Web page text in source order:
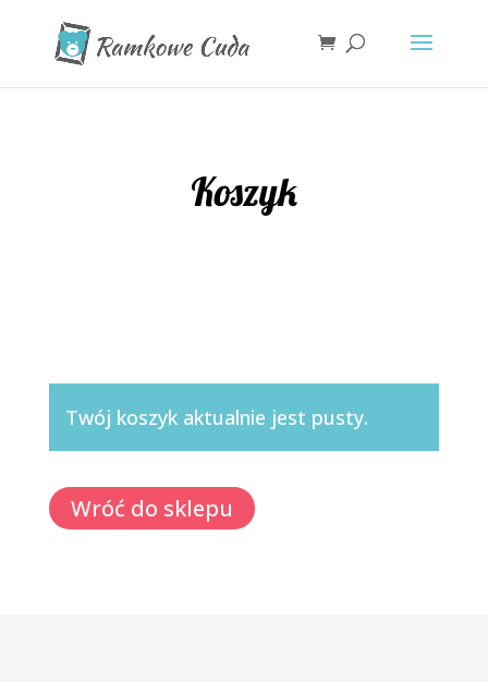
Koszyk
Twój koszyk aktualnie jest pusty.
Wróć do sklepu